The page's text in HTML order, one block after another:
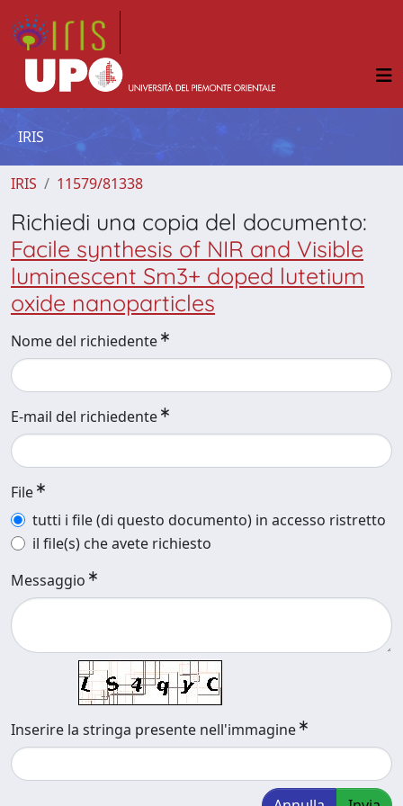
IRIS
IRIS 11579/81338
Richiedi una copia del documento:
Facile synthesis of NIR and Visible
luminescent Sm3+ doped lutetium
oxide nanoparticles
Nome del richiedente
E-mail del richiedente
File
tutti i file (di questo documento) in accesso ristretto
il file(s) che avete richiesto
Messaggio
Inserire la stringa presente nell'immagine